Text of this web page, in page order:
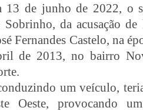
13 de junho de 2022, o
Sobrinho, da acusação
Fernandes Castelo, na
de 2013, no bairro
um veículo,
Oeste, provocando